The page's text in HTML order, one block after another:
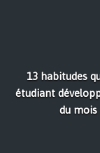
13 habitudes
étudiant
du mois